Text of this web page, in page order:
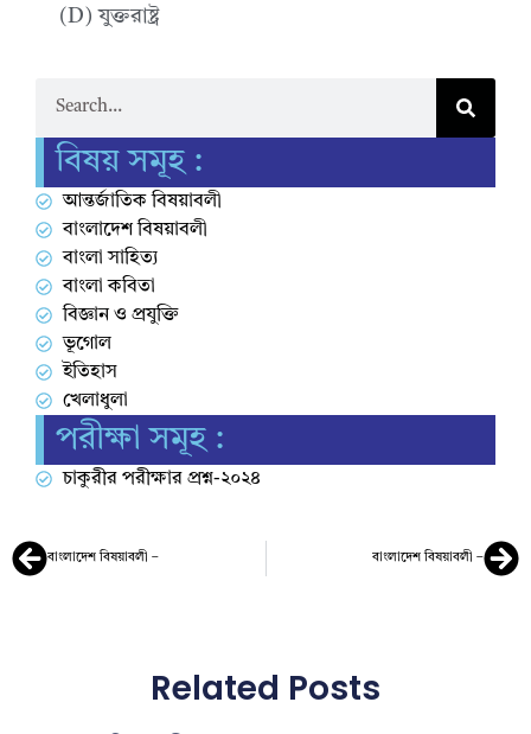
(D) যুক্তরাষ্ট্র
বিষয় সমূহ :
আন্তর্জাতিক বিষয়াবলী
বাংলাদেশ বিষয়াবলী
বাংলা সাহিত্য
বাংলা কবিতা
বিজ্ঞান ও প্রযুক্তি
ভূগোল
ইতিহাস
খেলাধুলা
পরীক্ষা সমূহ :
চাকুরীর পরীক্ষার প্রশ্ন-২০২৪
বাংলাদেশ বিষয়াবলী – বাংলাদেশ বিষয়াবলী –
Related Posts